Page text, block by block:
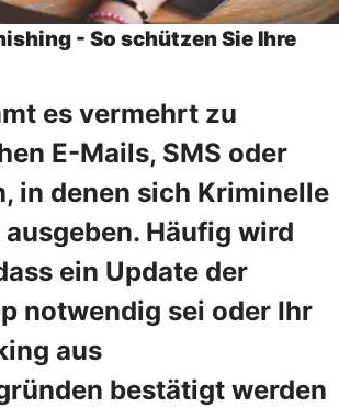
- So schützen Sie Ihre
es vermehrt zu
E-Mails, SMS oder
in denen sich Kriminelle
ausgeben. Häufig wird
ein Update der
notwendig sei oder Ihr
aus
bestätigt werden